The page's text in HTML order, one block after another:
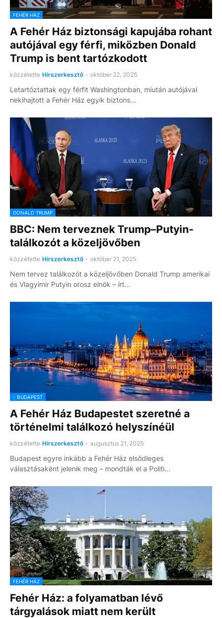
FEHÉR HÁZ
A Fehér Ház biztonsági kapujába rohant
autójával egy férfi, miközben Donald
Trump is bent tartózkodott
közzétette Hírszerkesztő - október 22, 2025
Letartóztattak egy férfit Washingtonban, miután autójával
nekihajtott a Fehér Ház egyik biztons…
DONALD TRUMP
BBC: Nem terveznek Trump–Putyin-
találkozót a közeljövőben
közzétette Hírszerkesztő - október 21, 2025
Nem tervez találkozót a közeljövőben Donald Trump amerikai
és Vlagyimir Putyin orosz elnök – írt…
- BUDAPEST
A Fehér Ház Budapestet szeretné a
történelmi találkozó helyszínéül
közzétette Hírszerkesztő - augusztus 21, 2025
Budapest egyre inkább a Fehér Ház elsődleges
választásaként jelenik meg – mondták el a Politi…
FEHÉR HÁZ
Fehér Ház: a folyamatban lévő
tárgyalások miatt nem került